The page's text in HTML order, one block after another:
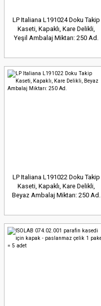
LP Italiana L191024 Doku Takip
Kaseti, Kapaklı, Kare Delikli,
Yeşil Ambalaj Miktarı: 250 Ad.
LP Italiana L191022 Doku Takip
Kaseti, Kapaklı, Kare Delikli,
Beyaz Ambalaj Miktarı: 250 Ad.